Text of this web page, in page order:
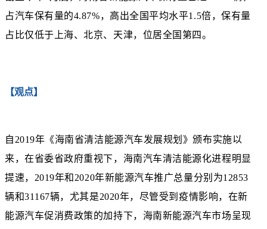
占汽车保有量的4.87%，高出全国平均水平1.5倍，保有量
占比仅低于上海、北京、天津，位居全国第四。
【观点】
自2019年《海南省清洁能源汽车发展规划》颁布实施以
来，在省委省政府重视下，海南汽车清洁能源化进程明显
提速，2019年和2020年新能源汽车推广总量分别为12853
辆和31167辆，尤其是2020年，尽管受到疫情影响，在新
能源汽车促消费政策的加持下，海南新能源汽车市场呈现